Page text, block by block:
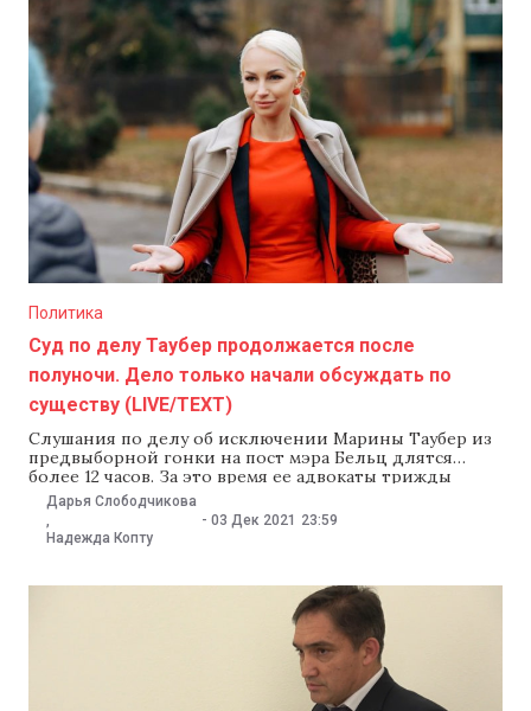
Политика
Суд по делу Таубер продолжается после
полуночи. Дело только начали обсуждать по
существу (LIVE/TEXT)
Слушания по делу об исключении Марины Таубер из
предвыборной гонки на пост мэра Бельц длятся
более 12 часов. За это время ее адвокаты трижды
заявили отвод судье, просили передать дело в
другой суд и предложили заслушать 15 тыс. человек,
голосовавших за Таубер. Из-за этого рассматривать
дело по существу начали только
Дарья Слободчикова
,
Надежда Копту
- 03 Дек 2021 23:59